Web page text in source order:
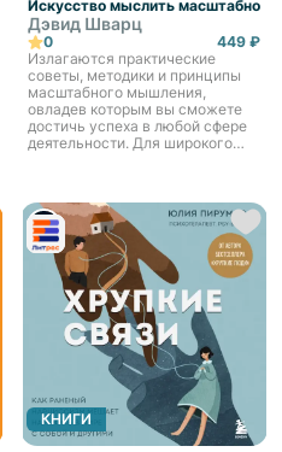
Искусство мыслить масштабно
Дэвид Шварц
0
449 ₽
Излагаются практические
советы, методики и принципы
масштабного мышления,
овладев которым вы сможете
достичь успеха в любой сфере
деятельности. Для широкого
КНИГИ